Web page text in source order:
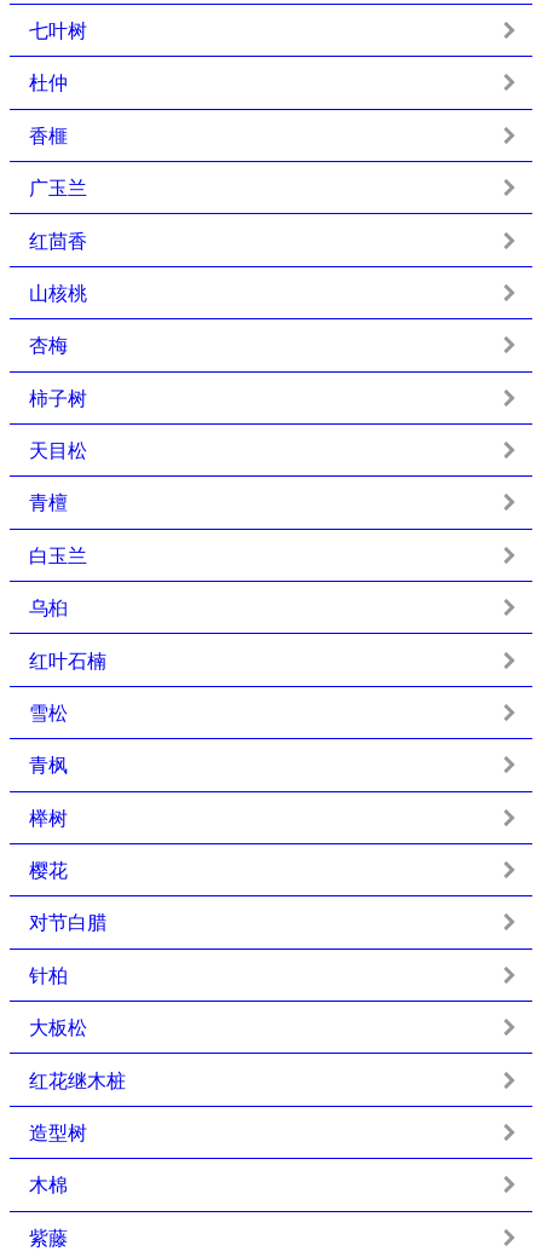
七叶树
杜仲
香榧
广玉兰
红茴香
山核桃
杏梅
柿子树
天目松
青檀
白玉兰
乌桕
红叶石楠
雪松
青枫
榉树
樱花
对节白腊
针柏
大板松
红花继木桩
造型树
木棉
紫藤